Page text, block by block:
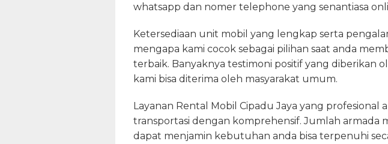
whatsapp dan nomer telephone yang senantiasa
Ketersediaan unit mobil yang lengkap serta
mengapa kami cocok sebagai pilihan saat anda
terbaik. Banyaknya testimoni positif yang diberikan
kami bisa diterima oleh masyarakat umum.
Layanan Rental Mobil Cipadu Jaya yang
transportasi dengan komprehensif. Jumlah armada
dapat menjamin kebutuhan anda bisa terpenuhi